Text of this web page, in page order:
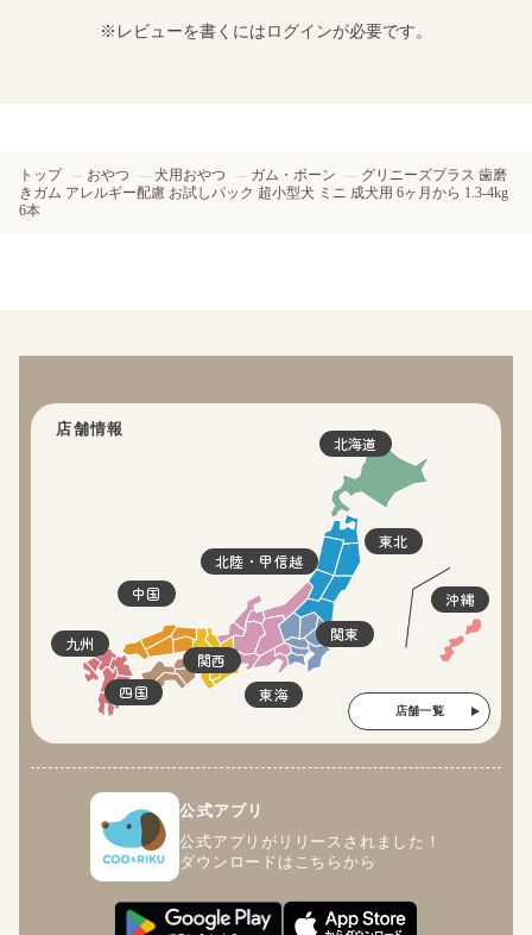
※レビューを書くにはログインが必要です。
トップ おやつ 犬用おやつ ガム・ボーン
グリニーズプラス 歯磨
きガム アレルギー配慮 お試しパック 超小型犬 ミニ 成犬用 6ヶ月から 1.3-4kg
6本
店舗情報
北海道
東北
関東
北陸・甲信越
東海
関西
四国
中国
九州
沖縄
店舗一覧
公式アプリ
公式アプリがリリースされました！
ダウンロードはこちらから